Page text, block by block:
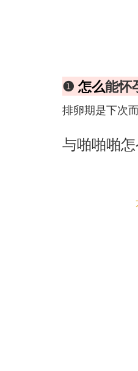
❶ 怎么能怀
排卵期是下次
与啪啪啪